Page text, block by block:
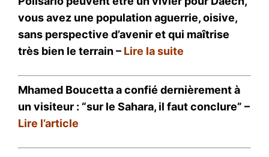
vous avez une population aguerrie, oisive,
sans perspective d’avenir et qui maîtrise
très bien le terrain– Lire la suite
Mhamed Boucetta a confié dernièrement à
un visiteur : “sur le Sahara, il faut conclure” –
Lire l’article